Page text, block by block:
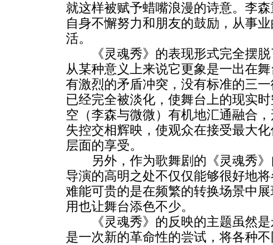
就这样被赋予蜡嘴浪漫的诗意。李
自身不懈努力和朋友的鼓励，从事
活。
《灵魂秀》的表现形式完全摆脱
从某种意义上来说它更象是一出在
有激烈的矛盾冲突，没有标准的三
已经完全被淡化，使舞台上的现实
空（李森与微微）有机地汇通融合
失控交相辉映，使观众在接受最大
层面的享受。
另外，作为歌舞剧的《灵魂秀》
导演的高明之处不仅仅能够很好地
难能可贵的是在频繁的转换场景中
用也让舞台添色不少。
《灵魂秀》的反映的主题虽然是
是一次新的革命性的尝试，将各种